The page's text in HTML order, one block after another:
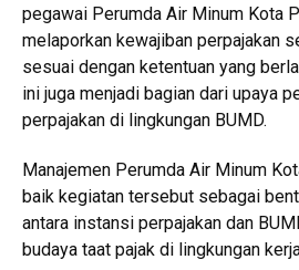
pegawai Perumda Air Minum Kota
melaporkan kewajiban perpajakan
sesuai dengan ketentuan yang
ini juga menjadi bagian dari upaya
perpajakan di lingkungan BUMD.
Manajemen Perumda Air Minum
baik kegiatan tersebut sebagai
antara instansi perpajakan dan
budaya taat pajak di lingkungan